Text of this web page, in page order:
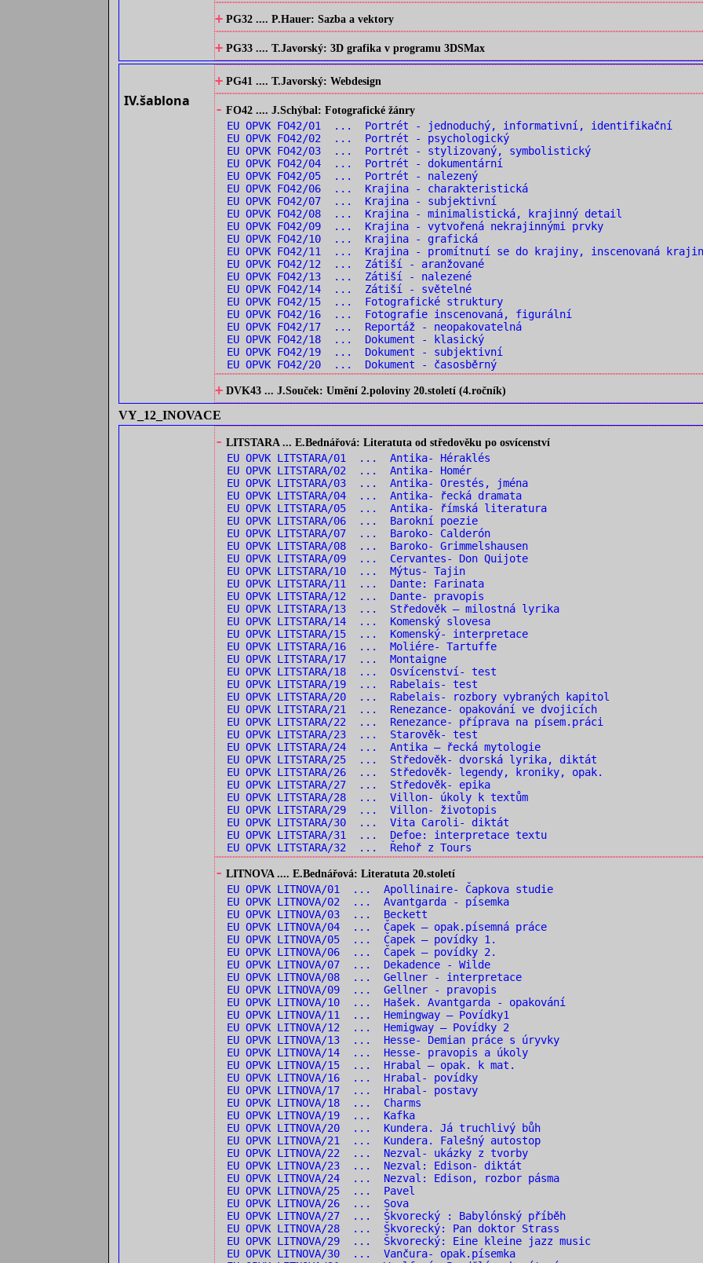
+ PG32 .... P.Hauer: Sazba a vektory
+ PG33 .... T.Javorský: 3D grafika v programu 3DSMax
IV.šablona
+ PG41 .... T.Javorský: Webdesign
- FO42 .... J.Schýbal: Fotografické žánry
EU OPVK FO42/01 ... Portrét - jednoduchý, informativní, identifikační
EU OPVK FO42/02 ... Portrét - psychologický
EU OPVK FO42/03 ... Portrét - stylizovaný, symbolistický
EU OPVK FO42/04 ... Portrét - dokumentární
EU OPVK FO42/05 ... Portrét - nalezený
EU OPVK FO42/06 ... Krajina - charakteristická
EU OPVK FO42/07 ... Krajina - subjektivní
EU OPVK FO42/08 ... Krajina - minimalistická, krajinný detail
EU OPVK FO42/09 ... Krajina - vytvořená nekrajinnými prvky
EU OPVK FO42/10 ... Krajina - grafická
EU OPVK FO42/11 ... Krajina - promítnutí se do krajiny, inscenovaná
EU OPVK FO42/12 ... Zátiší - aranžované
EU OPVK FO42/13 ... Zátiší - nalezené
EU OPVK FO42/14 ... Zátiší - světelné
EU OPVK FO42/15 ... Fotografické struktury
EU OPVK FO42/16 ... Fotografie inscenovaná, figurální
EU OPVK FO42/17 ... Reportáž - neopakovatelná
EU OPVK FO42/18 ... Dokument - klasický
EU OPVK FO42/19 ... Dokument - subjektivní
EU OPVK FO42/20 ... Dokument - časosběrný
+ DVK43 ... J.Souček: Umění 2.poloviny 20.století (4.ročník)
VY_12_INOVACE
- LITSTARA ... E.Bednářová: Literatuta od středověku po osvícenství
EU OPVK LITSTARA/01 ... Antika- Héraklés
EU OPVK LITSTARA/02 ... Antika- Homér
EU OPVK LITSTARA/03 ... Antika- Orestés, jména
EU OPVK LITSTARA/04 ... Antika- řecká dramata
EU OPVK LITSTARA/05 ... Antika- římská literatura
EU OPVK LITSTARA/06 ... Barokní poezie
EU OPVK LITSTARA/07 ... Baroko- Calderón
EU OPVK LITSTARA/08 ... Baroko- Grimmelshausen
EU OPVK LITSTARA/09 ... Cervantes- Don Quijote
EU OPVK LITSTARA/10 ... Mýtus- Tajin
EU OPVK LITSTARA/11 ... Dante: Farinata
EU OPVK LITSTARA/12 ... Dante- pravopis
EU OPVK LITSTARA/13 ... Středověk – milostná lyrika
EU OPVK LITSTARA/14 ... Komenský slovesa
EU OPVK LITSTARA/15 ... Komenský- interpretace
EU OPVK LITSTARA/16 ... Moliére- Tartuffe
EU OPVK LITSTARA/17 ... Montaigne
EU OPVK LITSTARA/18 ... Osvícenství- test
EU OPVK LITSTARA/19 ... Rabelais- test
EU OPVK LITSTARA/20 ... Rabelais- rozbory vybraných kapitol
EU OPVK LITSTARA/21 ... Renezance- opakování ve dvojicích
EU OPVK LITSTARA/22 ... Renezance- příprava na písem.práci
EU OPVK LITSTARA/23 ... Starověk- test
EU OPVK LITSTARA/24 ... Antika – řecká mytologie
EU OPVK LITSTARA/25 ... Středověk- dvorská lyrika, diktát
EU OPVK LITSTARA/26 ... Středověk- legendy, kroniky, opak.
EU OPVK LITSTARA/27 ... Středověk- epika
EU OPVK LITSTARA/28 ... Villon- úkoly k textům
EU OPVK LITSTARA/29 ... Villon- životopis
EU OPVK LITSTARA/30 ... Vita Caroli- diktát
EU OPVK LITSTARA/31 ... Defoe: interpretace textu
EU OPVK LITSTARA/32 ... Řehoř z Tours
- LITNOVA .... E.Bednářová: Literatuta 20.století
EU OPVK LITNOVA/01 ... Apollinaire- Čapkova studie
EU OPVK LITNOVA/02 ... Avantgarda - písemka
EU OPVK LITNOVA/03 ... Beckett
EU OPVK LITNOVA/04 ... Čapek – opak.písemná práce
EU OPVK LITNOVA/05 ... Čapek – povídky 1.
EU OPVK LITNOVA/06 ... Čapek – povídky 2.
EU OPVK LITNOVA/07 ... Dekadence - Wilde
EU OPVK LITNOVA/08 ... Gellner - interpretace
EU OPVK LITNOVA/09 ... Gellner - pravopis
EU OPVK LITNOVA/10 ... Hašek. Avantgarda - opakování
EU OPVK LITNOVA/11 ... Hemingway – Povídky1
EU OPVK LITNOVA/12 ... Hemigway – Povídky 2
EU OPVK LITNOVA/13 ... Hesse- Demian práce s úryvky
EU OPVK LITNOVA/14 ... Hesse- pravopis a úkoly
EU OPVK LITNOVA/15 ... Hrabal – opak. k mat.
EU OPVK LITNOVA/16 ... Hrabal- povídky
EU OPVK LITNOVA/17 ... Hrabal- postavy
EU OPVK LITNOVA/18 ... Charms
EU OPVK LITNOVA/19 ... Kafka
EU OPVK LITNOVA/20 ... Kundera. Já truchlivý bůh
EU OPVK LITNOVA/21 ... Kundera. Falešný autostop
EU OPVK LITNOVA/22 ... Nezval- ukázky z tvorby
EU OPVK LITNOVA/23 ... Nezval: Edison- diktát
EU OPVK LITNOVA/24 ... Nezval: Edison, rozbor pásma
EU OPVK LITNOVA/25 ... Pavel
EU OPVK LITNOVA/26 ... Sova
EU OPVK LITNOVA/27 ... Škvorecký : Babylónský příběh
EU OPVK LITNOVA/28 ... Škvorecký: Pan doktor Strass
EU OPVK LITNOVA/29 ... Škvorecký: Eine kleine jazz music
EU OPVK LITNOVA/30 ... Vančura- opak.písemka